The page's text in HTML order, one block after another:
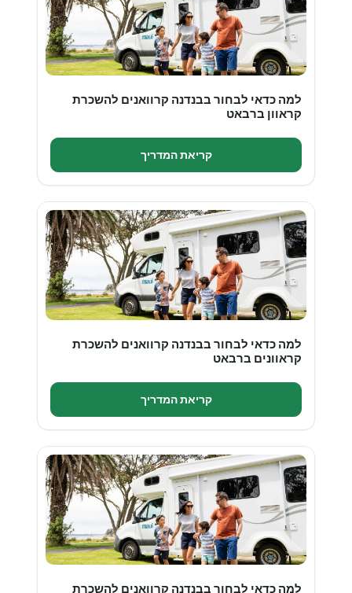
למה כדאי לבחור בבנדנה קרוואנים להשכרת
קראוון ברבאט
קריאת המדריך
למה כדאי לבחור בבנדנה קרוואנים להשכרת
קראוונים ברבאט
קריאת המדריך
למה כדאי לבחור בבנדנה קרוואנים להשכרת